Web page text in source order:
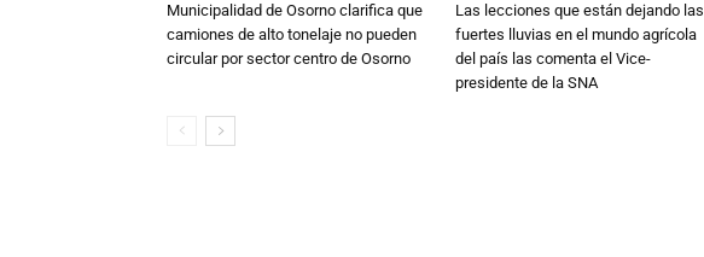
Municipalidad de Osorno clarifica que
camiones de alto tonelaje no pueden
circular por sector centro de Osorno
Las lecciones que están dejando las
fuertes lluvias en el mundo agrícola
del país las comenta el Vice-
presidente de la SNA